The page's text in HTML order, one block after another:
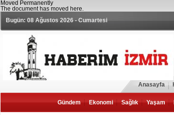
Moved Permanently
The document has moved here.
Bugün: 08 Ağustos 2026 - Cumartesi
Anasayfa
Gündem Ekonomi Sağlık Yaşam